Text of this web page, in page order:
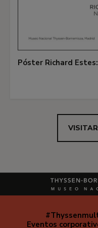
Póster Richard
Navegación
Eventos